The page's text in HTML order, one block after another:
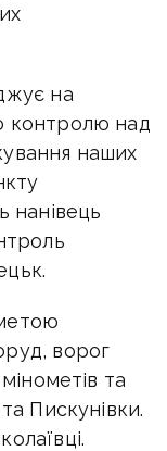
на
контролю над
наших
нанівець
ворог
та
Пискунівки.